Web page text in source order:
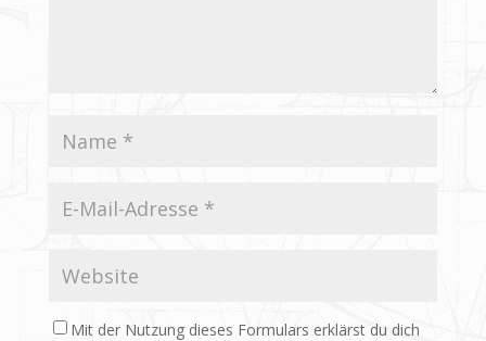
Mit der Nutzung dieses Formulars erklärst du dich